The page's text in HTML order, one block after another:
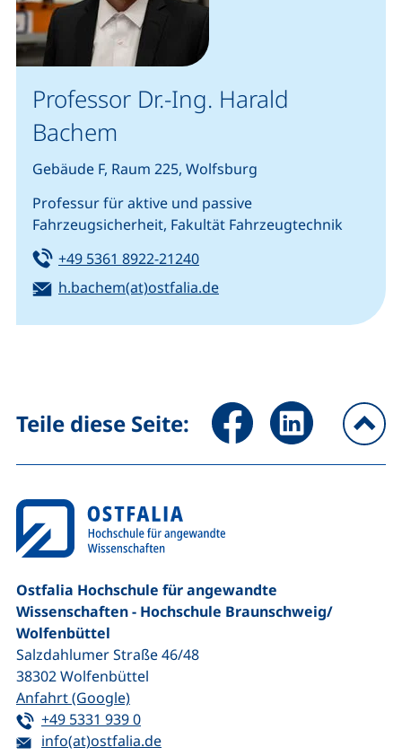
Professor Dr.-Ing. Harald
Bachem
Gebäude F, Raum 225, Wolfsburg
Professur für aktive und passive
Fahrzeugsicherheit, Fakultät Fahrzeugtechnik
Tel:
+49 5361 8922-21240(startet einen Telefonanruf,
E-Mail:
h.bachem(at)ostfalia.de(öffnet Ihr E-Mail-
Teile diese Seite: Seite über Facebook teilen
Seite über
Ostfalia Hochschule für angewandte
Wissenschaften - Hochschule Braunschweig/​
Wolfenbüttel
Salzdahlumer Straße 46/48
38302Wolfenbüttel
Anfahrt (Google)(externer Link, öffnet neues Fenster)
Tel:
+49 5331 939 0(startet einen Telefonanruf, wenn Ihr
E-Mail:
info(at)ostfalia.de(öffnet Ihr E-Mail-Programm)